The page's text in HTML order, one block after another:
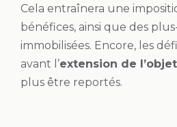
Cela entraînera une
bénéfices, ainsi que des
immobilisées. Encore, les
avant l’extension de
plus être reportés.